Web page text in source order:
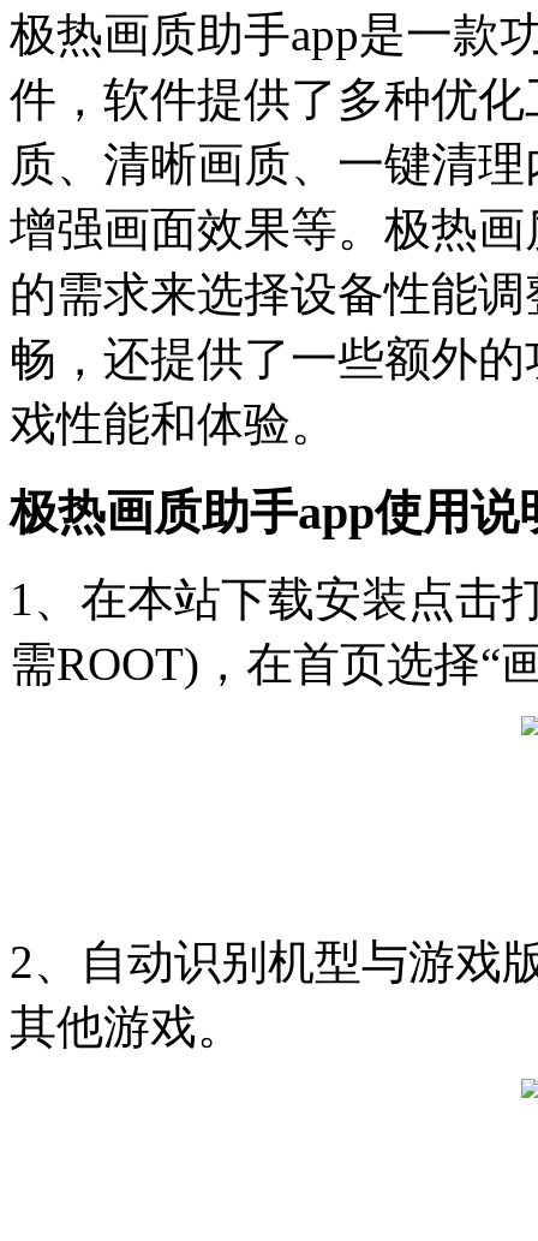
极热画质助手app是一款
件，软件提供了多种优
质、清晰画质、一键清
增强画面效果等。极热
的需求来选择设备性能
畅，还提供了一些额外
戏性能和体验。
极热画质助手app使用说
1、在本站下载安装点击
需ROOT)，在首页选择“
2、自动识别机型与游戏
其他游戏。